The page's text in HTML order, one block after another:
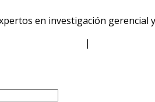
en investigación
|